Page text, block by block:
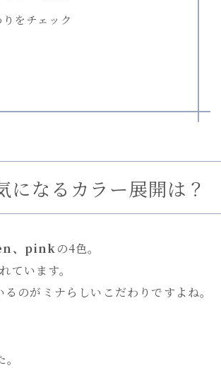
をチェック
になるカラー展開は？
、pinkの4色。
います。
のがミナらしいこだわりですよね。